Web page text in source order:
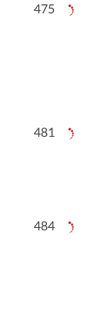
475
481
484